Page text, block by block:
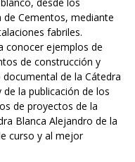
de Cementos, mediante
fabriles.
conocer ejemplos de
de construcción y
de la Cátedra
de la publicación de los
de proyectos de la
Blanca Alejandro de la
curso y al mejor